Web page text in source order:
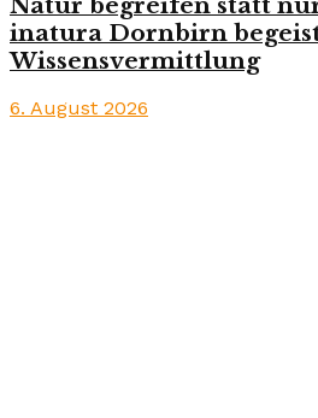
inatura Dornbirn
Wissensvermittlung
6. August 2026